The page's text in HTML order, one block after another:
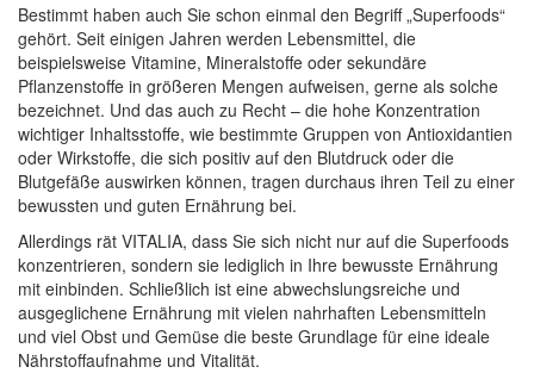
Bestimmt haben auch Sie schon einmal den Begriff „Superfoods“
gehört. Seit einigen Jahren werden Lebensmittel, die
beispielsweise Vitamine, Mineralstoffe oder sekundäre
Pflanzenstoffe in größeren Mengen aufweisen, gerne als solche
bezeichnet. Und das auch zu Recht – die hohe Konzentration
wichtiger Inhaltsstoffe, wie bestimmte Gruppen von Antioxidantien
oder Wirkstoffe, die sich positiv auf den Blutdruck oder die
Blutgefäße auswirken können, tragen durchaus ihren Teil zu einer
bewussten und guten Ernährung bei.
Allerdings rät VITALIA, dass Sie sich nicht nur auf die Superfoods
konzentrieren, sondern sie lediglich in Ihre bewusste Ernährung
mit einbinden. Schließlich ist eine abwechslungsreiche und
ausgeglichene Ernährung mit vielen nahrhaften Lebensmitteln
und viel Obst und Gemüse die beste Grundlage für eine ideale
Nährstoffaufnahme und Vitalität.